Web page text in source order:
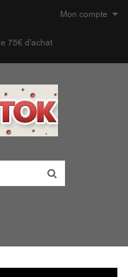
Mon compte
75€ d'achat